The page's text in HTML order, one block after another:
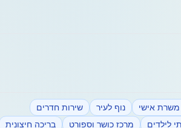
משרת אישי נוף לעיר
שירות חדרים
לילדים מרכז כושר וספורט בריכה חיצונית